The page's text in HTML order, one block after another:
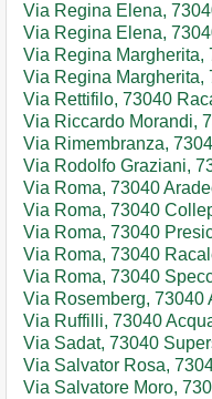
Via Regina Elena,
Via Regina Elena,
Via Regina Margherita,
Via Regina Margherita,
Via Rettifilo, 73040
Via Riccardo Morandi,
Via Rimembranza,
Via Rodolfo Graziani,
Via Roma, 73040
Via Roma, 73040
Via Roma, 73040
Via Roma, 73040
Via Roma, 73040
Via Rosemberg, 73040
Via Ruffilli, 73040
Via Sadat, 73040
Via Salvator Rosa,
Via Salvatore Moro,